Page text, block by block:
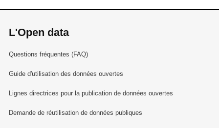
L'Open data
Questions fréquentes (FAQ)
Guide d'utilisation des données ouvertes
Lignes directrices pour la publication de données ouvertes
Demande de réutilisation de données publiques